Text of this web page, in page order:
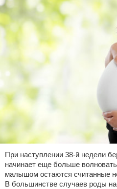
При наступлении 38-й недели
начинает еще больше
малышом остаются считанные
В большинстве случаев роды